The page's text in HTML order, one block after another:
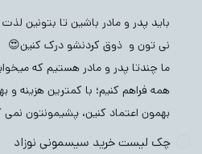
باید پدر و مادر باشین تا بتونین
نی تون و ذوق کردنشو درک کنین😍
ما چندتا پدر و مادر هستیم که
همه فراهم کنیم؛ با کمترین هزینه و
بهمون اعتماد کنین، پشیمونتون نمی
چک لیست خرید سیسمونی نوزاد